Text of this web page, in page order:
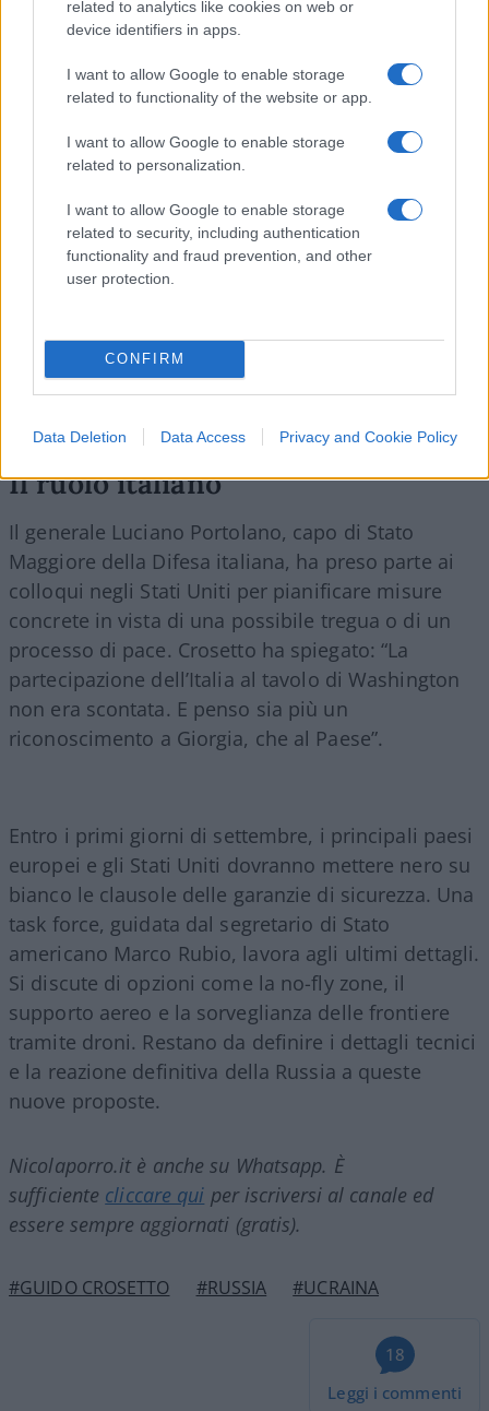
related to analytics like cookies on web or
device identifiers in apps.
I want to allow Google to enable storage
related to functionality of the website or app.
I want to allow Google to enable storage
related to personalization.
I want to allow Google to enable storage
related to security, including authentication
functionality and fraud prevention, and other
user protection.
CONFIRM
Data Deletion Data Access Privacy and Cookie Policy
apertura a un incontro diretto con Zelensky per
discutere la fine della guerra. Uno dei punti più
delicati resta la questione dei territori occupati, in
della Russia. Zelensky ha sottolineato: “La
questione territori è una decisione per me e
Putin”. Su questo aspetto, il cancelliere tedesco
Friedrich Merz ha affermato chenon possono
essere imposte concessioni a Kyiv. Il ministro
fondamentale “il rispetto degli interessi di
sicurezza della Russia e il pieno rispetto dei diritti
Il ruolo italiano
Il generale Luciano Portolano, capo di Stato
Maggiore della Difesa italiana, ha preso parte ai
colloqui negli Stati Uniti per pianificare misure
concrete in vista di una possibile tregua o di un
processo di pace. Crosetto ha spiegato: “La
partecipazione dell’Italia al tavolo di Washington
non era scontata. E penso sia più un
riconoscimento a Giorgia, che al Paese”.
Entro i primi giorni di settembre, i principali paesi
europei e gli Stati Uniti dovranno mettere nero su
bianco le clausole delle garanzie di sicurezza. Una
task force, guidata dal segretario di Stato
americano Marco Rubio, lavora agli ultimi dettagli.
Si discute di opzioni come la no-fly zone, il
supporto aereo e la sorveglianza delle frontiere
tramite droni. Restano da definire i dettagli tecnici
e la reazione definitiva della Russia a queste
nuove proposte.
Nicolaporro.it è anche su Whatsapp. È
sufficiente cliccare qui per iscriversi al canale ed
essere sempre aggiornati (gratis).
#GUIDO CROSETTO #RUSSIA #UCRAINA
18
Leggi i commenti